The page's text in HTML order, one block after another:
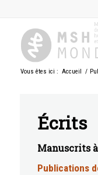
Vous êtes ici : Accueil /
Écrits
Manuscrits
Publications